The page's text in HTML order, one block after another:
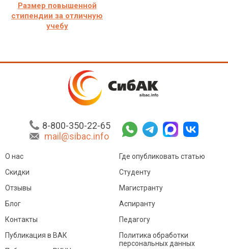
Размер повышенной
стипендии за отличную
учебу
8-800-350-22-65
mail@sibac.info
О нас
Скидки
Отзывы
Блог
Контакты
Где опубликовать статью
Студенту
Магистранту
Аспиранту
Педагогу
Публикация в ВАК
Политика обработки
персональных данных